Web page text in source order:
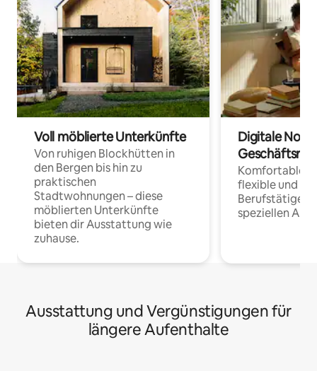
Voll möblierte Unterkünfte
Von ruhigen Blockhütten in
den Bergen bis hin zu
praktischen
Stadtwohnungen – diese
möblierten Unterkünfte
bieten dir Ausstattung wie
zuhause.
Digitale
Komfortable
flexible und
Berufstätige
speziellen
Ausstattung und Vergünstigungen für
längere Aufenthalte